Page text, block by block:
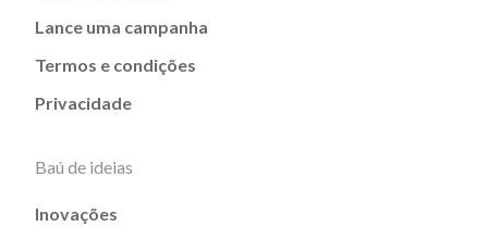
Lance uma campanha
Termos e condições
Privacidade
Baú de ideias
Inovações